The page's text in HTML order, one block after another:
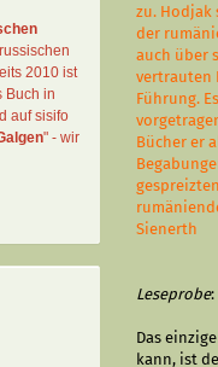
zu. Hodjak
der
auch über
vertrauten
Führung.
Bücher er
Sienerth
Leseprobe:
Das
kann, ist
2010 ist
Buch in
auf sisifo
" - wir